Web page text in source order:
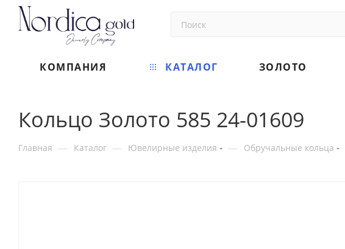
КОМПАНИЯ КАТАЛОГ ЗОЛОТО
Кольцо Золото 585 24-01609
Главная — Каталог — Ювелирные изделия — Обручальные кольца